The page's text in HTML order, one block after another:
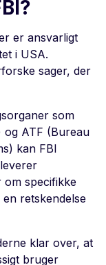
er ansvarligt
i USA.
sager, der
som
og ATF (Bureau
kan FBI
specifikke
retskendelse
klar over, at
bruger